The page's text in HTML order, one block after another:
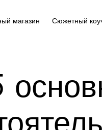
магазин Сюжетный